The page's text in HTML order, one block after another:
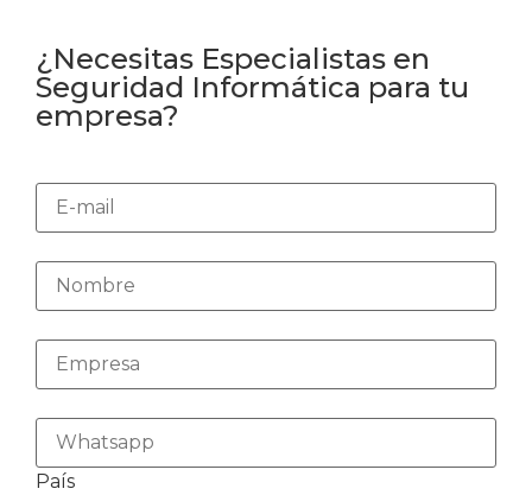
¿Necesitas Especialistas en
Seguridad Informática para tu
empresa?
País